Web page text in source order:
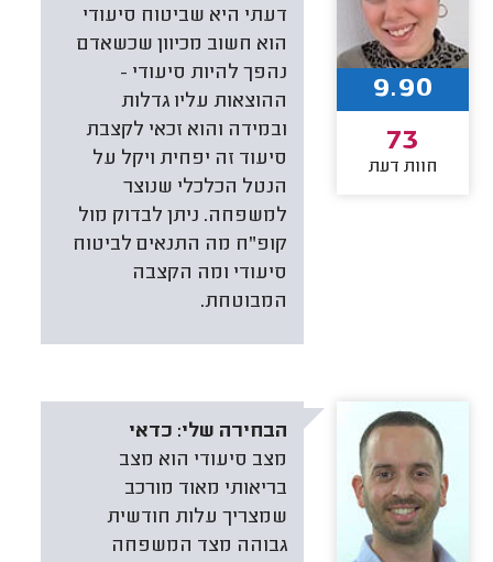
דעתי היא שביטוח סיעודי
הוא חשוב מכיוון שכשאדם
נהפך להיות סיעודי -
ההוצאות עליו גדלות
ובמידה והוא זכאי לקצבת
סיעוד זה יפחית ויקל על
הנטל הכלכלי שנוצר
למשפחה. ניתן לבדוק מול
קופ"ח מה התנאים לביטוח
סיעודי ומה הקצבה
המבוטחת.
9.90
73
חוות דעת
הבחירה שלי: כדאי
מצב סיעודי הוא מצב
בריאותי מאוד מורכב
שמצריך עלות חודשית
גבוהה מצד המשפחה